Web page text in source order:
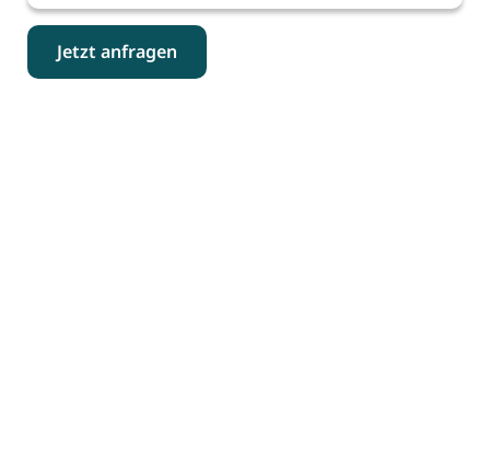
Jetzt anfragen